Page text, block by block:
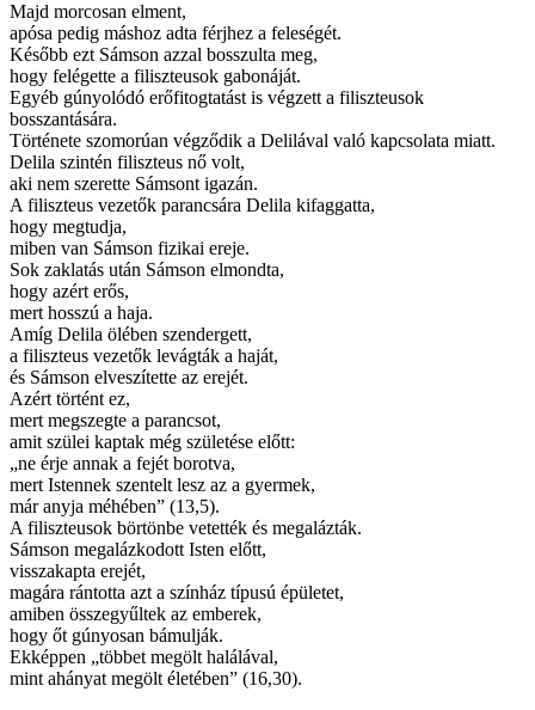
Majd morcosan elment,
apósa pedig máshoz adta férjhez a feleségét.
Később ezt Sámson azzal bosszulta meg,
hogy felégette a filiszteusok gabonáját.
Egyéb gúnyolódó erőfitogtatást is végzett a filiszteusok
bosszantására.
Története szomorúan végződik a Delilával való kapcsolata miatt.
Delila szintén filiszteus nő volt,
aki nem szerette Sámsont igazán.
A filiszteus vezetők parancsára Delila kifaggatta,
hogy megtudja,
miben van Sámson fizikai ereje.
Sok zaklatás után Sámson elmondta,
hogy azért erős,
mert hosszú a haja.
Amíg Delila ölében szendergett,
a filiszteus vezetők levágták a haját,
és Sámson elveszítette az erejét.
Azért történt ez,
mert megszegte a parancsot,
amit szülei kaptak még születése előtt:
„ne érje annak a fejét borotva,
mert Istennek szentelt lesz az a gyermek,
már anyja méhében” (13,5).
A filiszteusok börtönbe vetették és megalázták.
Sámson megalázkodott Isten előtt,
visszakapta erejét,
magára rántotta azt a színház típusú épületet,
amiben összegyűltek az emberek,
hogy őt gúnyosan bámulják.
Ekképpen „többet megölt halálával,
mint ahányat megölt életében” (16,30).